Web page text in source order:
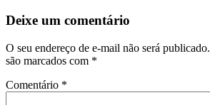
Deixe um comentário
O seu endereço de e-mail não será publicado.
são marcados com *
Comentário *